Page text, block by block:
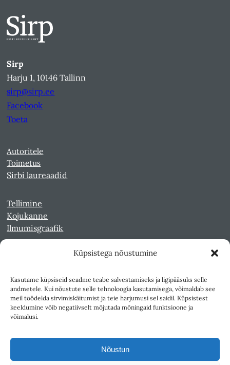
Küpsistega nõustumine
Kasutame küpsiseid seadme teabe salvestamiseks ja ligipääsuks selle
andmetele. Kui nõustute selle tehnoloogia kasutamisega, võimaldab see
meil töödelda sirvimiskäitumist ja teie harjumusi sel saidil. Küpsistest
keeldumine võib negatiivselt mõjutada mõningaid funktsioone ja
võimalusi.
Nõustun
Sirp
Harju 1, 10146 Tallinn
sirp@sirp.ee
Facebook
Toeta
Autoritele
Toimetus
Sirbi laureaadid
Tellimine
Kojukanne
Ilmumisgraafik
Kultuurileht 1994-1997
Reede 1989-1990
Sirp ja Vasar 1940-1989
Teksti- ja andmekaeve